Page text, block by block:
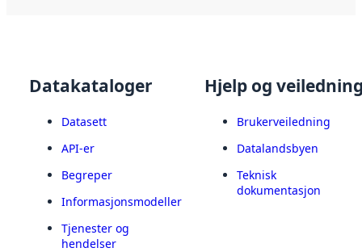
Datakataloger
Datasett
API-er
Begreper
Informasjonsmodeller
Tjenester og
hendelser
Hjelp og
Brukerveiledning
Datalandsbyen
Teknisk
dokumentasjon